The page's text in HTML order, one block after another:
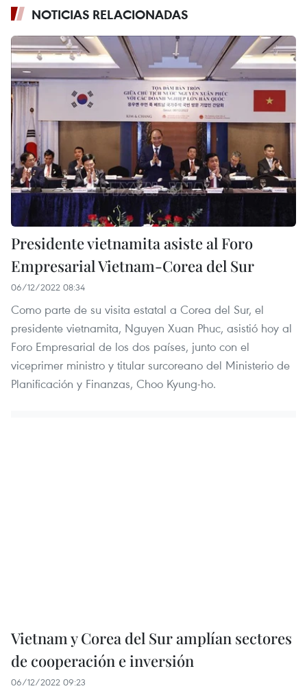
NOTICIAS RELACIONADAS
Presidente vietnamita asiste al Foro
Empresarial Vietnam-Corea del Sur
06/12/2022 08:34
Como parte de su visita estatal a Corea del Sur, el
presidente vietnamita, Nguyen Xuan Phuc, asistió hoy al
Foro Empresarial de los dos países, junto con el
viceprimer ministro y titular surcoreano del Ministerio de
Planificación y Finanzas, Choo Kyung-ho.
Vietnam y Corea del Sur amplían sectores
de cooperación e inversión
06/12/2022 09:23